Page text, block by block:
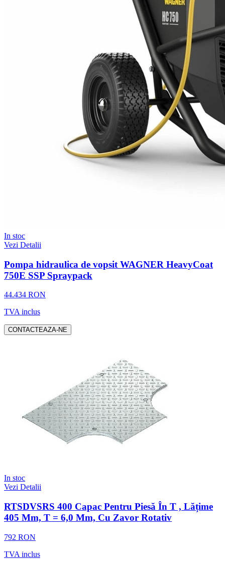
In stoc
Vezi Detalii
Pompa hidraulica de vopsit WAGNER HeavyCoat
750E SSP Spraypack
44.434 RON
TVA inclus
CONTACTEAZA-NE
In stoc
Vezi Detalii
RTSDVSRS 400 Capac Pentru Piesă În T , Lățime
405 Mm, T = 6,0 Mm, Cu Zavor Rotativ
792 RON
TVA inclus